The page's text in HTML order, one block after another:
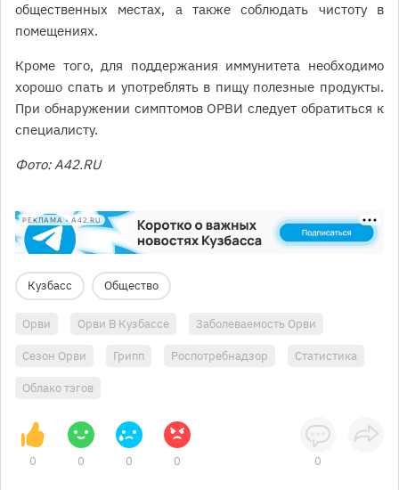
общественных местах, а также соблюдать чистоту в
помещениях.
Кроме того, для поддержания иммунитета необходимо
хорошо спать и употреблять в пищу полезные продукты.
При обнаружении симптомов ОРВИ следует обратиться к
специалисту.
Фото: A42.RU
РЕКЛАМА • A42.RU
Кузбасс Общество
Орви Орви В Кузбассе Заболеваемость Орви
Сезон Орви Грипп Роспотребнадзор Статистика
Облако тэгов
0 0 0 0 0